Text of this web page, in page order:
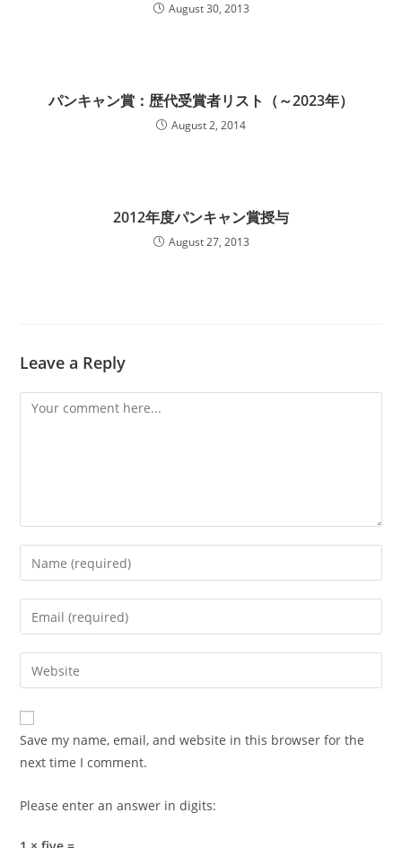
August 30, 2013
パンキャン賞：歴代受賞者リスト（～2023年）
August 2, 2014
2012年度パンキャン賞授与
August 27, 2013
Leave a Reply
Comment
Enter
your
name
comment
Enter
your
email
address
comment
Enter
your
website
URL
(optional)
Save my name, email, and website in this browser for the
next time I comment.
Please enter an answer in digits: